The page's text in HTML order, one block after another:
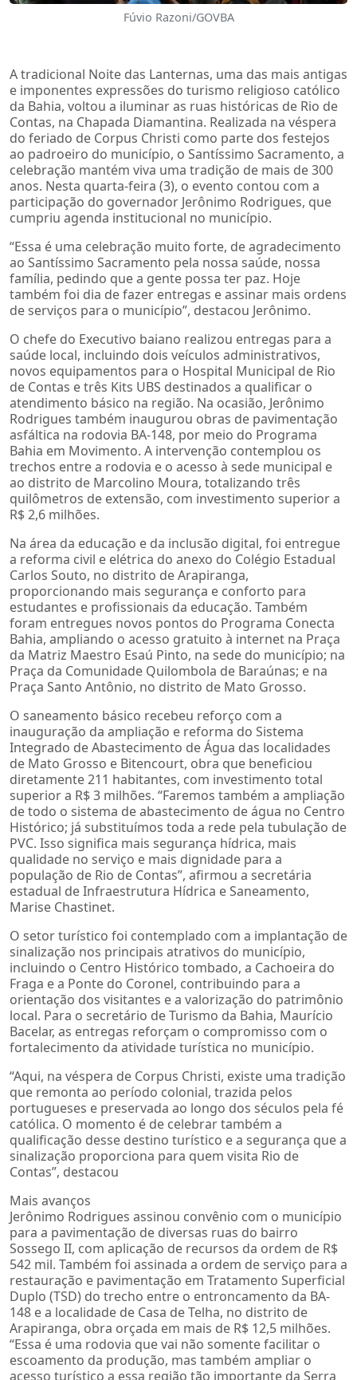
Fúvio Razoni/GOVBA
A tradicional Noite das Lanternas, uma das mais antigas
e imponentes expressões do turismo religioso católico
da Bahia, voltou a iluminar as ruas históricas de Rio de
Contas, na Chapada Diamantina. Realizada na véspera
do feriado de Corpus Christi como parte dos festejos
ao padroeiro do município, o Santíssimo Sacramento, a
celebração mantém viva uma tradição de mais de 300
anos. Nesta quarta-feira (3), o evento contou com a
participação do governador Jerônimo Rodrigues, que
cumpriu agenda institucional no município.
“Essa é uma celebração muito forte, de agradecimento
ao Santíssimo Sacramento pela nossa saúde, nossa
família, pedindo que a gente possa ter paz. Hoje
também foi dia de fazer entregas e assinar mais ordens
de serviços para o município”, destacou Jerônimo.
O chefe do Executivo baiano realizou entregas para a
saúde local, incluindo dois veículos administrativos,
novos equipamentos para o Hospital Municipal de Rio
de Contas e três Kits UBS destinados a qualificar o
atendimento básico na região. Na ocasião, Jerônimo
Rodrigues também inaugurou obras de pavimentação
asfáltica na rodovia BA-148, por meio do Programa
Bahia em Movimento. A intervenção contemplou os
trechos entre a rodovia e o acesso à sede municipal e
ao distrito de Marcolino Moura, totalizando três
quilômetros de extensão, com investimento superior a
R$ 2,6 milhões.
Na área da educação e da inclusão digital, foi entregue
a reforma civil e elétrica do anexo do Colégio Estadual
Carlos Souto, no distrito de Arapiranga,
proporcionando mais segurança e conforto para
estudantes e profissionais da educação. Também
foram entregues novos pontos do Programa Conecta
Bahia, ampliando o acesso gratuito à internet na Praça
da Matriz Maestro Esaú Pinto, na sede do município; na
Praça da Comunidade Quilombola de Baraúnas; e na
Praça Santo Antônio, no distrito de Mato Grosso.
O saneamento básico recebeu reforço com a
inauguração da ampliação e reforma do Sistema
Integrado de Abastecimento de Água das localidades
de Mato Grosso e Bitencourt, obra que beneficiou
diretamente 211 habitantes, com investimento total
superior a R$ 3 milhões. “Faremos também a ampliação
de todo o sistema de abastecimento de água no Centro
Histórico; já substituímos toda a rede pela tubulação de
PVC. Isso significa mais segurança hídrica, mais
qualidade no serviço e mais dignidade para a
população de Rio de Contas”, afirmou a secretária
estadual de Infraestrutura Hídrica e Saneamento,
Marise Chastinet.
O setor turístico foi contemplado com a implantação de
sinalização nos principais atrativos do município,
incluindo o Centro Histórico tombado, a Cachoeira do
Fraga e a Ponte do Coronel, contribuindo para a
orientação dos visitantes e a valorização do patrimônio
local. Para o secretário de Turismo da Bahia, Maurício
Bacelar, as entregas reforçam o compromisso com o
fortalecimento da atividade turística no município.
“Aqui, na véspera de Corpus Christi, existe uma tradição
que remonta ao período colonial, trazida pelos
portugueses e preservada ao longo dos séculos pela fé
católica. O momento é de celebrar também a
qualificação desse destino turístico e a segurança que a
sinalização proporciona para quem visita Rio de
Contas”, destacou
Mais avanços
Jerônimo Rodrigues assinou convênio com o município
para a pavimentação de diversas ruas do bairro
Sossego II, com aplicação de recursos da ordem de R$
542 mil. Também foi assinada a ordem de serviço para a
restauração e pavimentação em Tratamento Superficial
Duplo (TSD) do trecho entre o entroncamento da BA-
148 e a localidade de Casa de Telha, no distrito de
Arapiranga, obra orçada em mais de R$ 12,5 milhões.
“Essa é uma rodovia que vai não somente facilitar o
escoamento da produção, mas também ampliar o
acesso turístico a essa região tão importante da Serra